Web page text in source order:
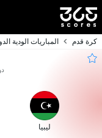
كرة قدم المباريات الودية
ليبيا